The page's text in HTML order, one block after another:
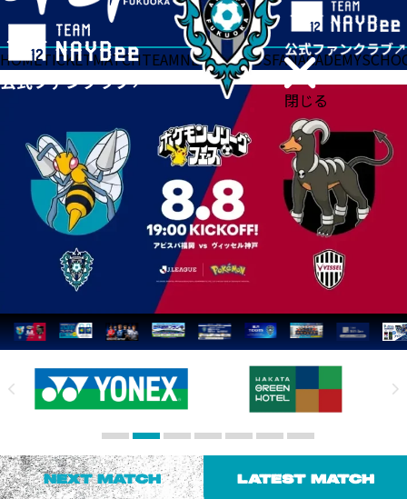
閉じる
HOMETICKETMATCHTEAMNEWSGOODSFANACADEMY
NEXT MATCH LATEST MATCH